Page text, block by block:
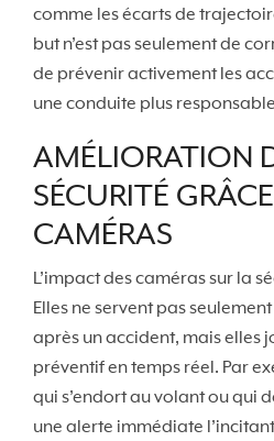
comme les écarts de
but n’est pas seulement de
de prévenir activement les
une conduite plus
AMÉLIORATION
SÉCURITÉ
CAMÉRAS
L’impact des caméras sur la
Elles ne servent pas
après un accident, mais elles
préventif en temps réel. Par
qui s’endort au volant ou qui
une alerte immédiate